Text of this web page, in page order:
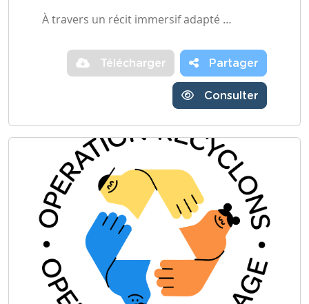
À travers un récit immersif adapté …
Télécharger Partager
Consulter